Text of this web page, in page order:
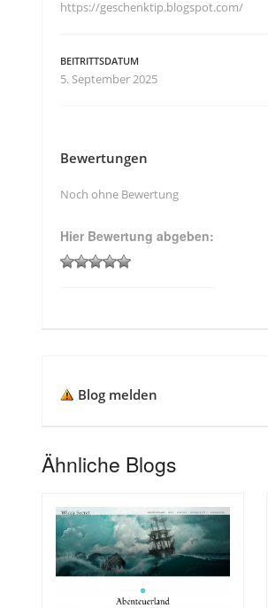
https://geschenktip.blogspot.com/
BEITRITTSDATUM
5. September 2025
Bewertungen
Noch ohne Bewertung
Hier Bewertung abgeben:
Blog melden
Ähnliche Blogs